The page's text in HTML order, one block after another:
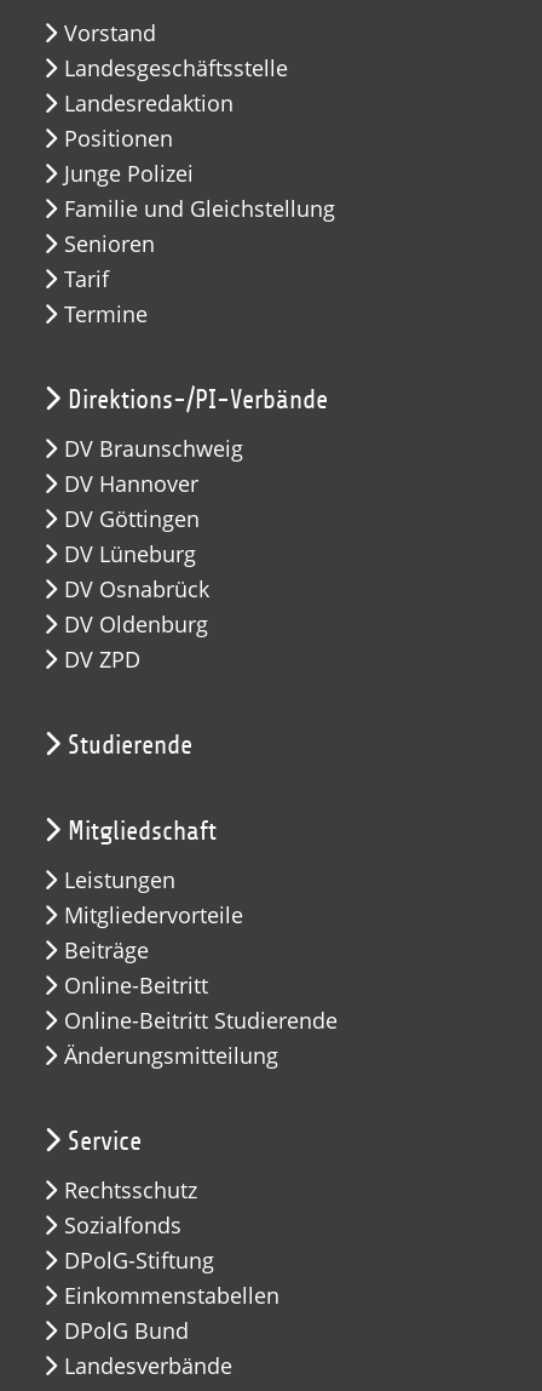
Vorstand
Landesgeschäftsstelle
Landesredaktion
Positionen
Junge Polizei
Familie und Gleichstellung
Senioren
Tarif
Termine
Direktions-/PI-Verbände
DV Braunschweig
DV Hannover
DV Göttingen
DV Lüneburg
DV Osnabrück
DV Oldenburg
DV ZPD
Studierende
Mitgliedschaft
Leistungen
Mitgliedervorteile
Beiträge
Online-Beitritt
Online-Beitritt Studierende
Änderungsmitteilung
Service
Rechtsschutz
Sozialfonds
DPolG-Stiftung
Einkommenstabellen
DPolG Bund
Landesverbände